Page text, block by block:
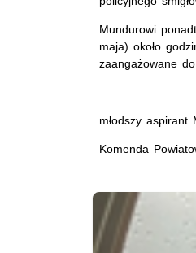
Mundurowi
maja) około
zaangażowane
młodszy aspirant
Komenda